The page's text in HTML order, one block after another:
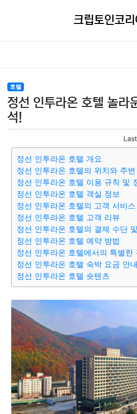
크립토인코
호텔
정선 인투라온 호텔 놀라
석!
정선 인투라온 호텔 개요
정선 인투라온 호텔의 위치와 주변
정선 인투라온 호텔 이용 규칙 및
정선 인투라온 호텔 객실 정보
정선 인투라온 호텔의 고객 서비스
정선 인투라온 호텔 고객 리뷰
정선 인투라온 호텔의 결제 수단
정선 인투라온 호텔 예약 방법
정선 인투라온 호텔에서의 특별한
정선 인투라온 호텔 숙박 요금 안내
정선 인투라온 호텔 숏텐츠